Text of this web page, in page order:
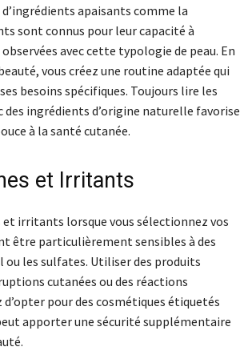
apaisants comme la
sont connus pour leur capacité à
avec cette typologie de peau. En
vous créez une routine adaptée qui
besoins spécifiques. Toujours lire les
ingrédients d’origine naturelle favorise
à la santé cutanée.
et Irritants
irritants lorsque vous sélectionnez vos
être particulièrement sensibles à des
les sulfates. Utiliser des produits
cutanées ou des réactions
pour des cosmétiques étiquetés
apporter une sécurité supplémentaire